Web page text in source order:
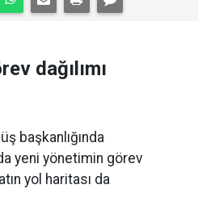
dağılımı
başkanlığında
yeni yönetimin görev
yol haritası da